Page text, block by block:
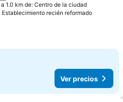
a 1.0 km de: Centro de la ciudad
Establecimiento recién reformadoVer
Ver precios